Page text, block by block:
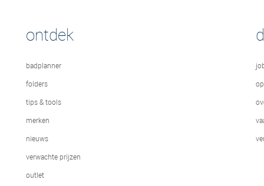
ontdek
badplanner
folders
tips & tools
merken
nieuws
verwachte prijzen
outlet